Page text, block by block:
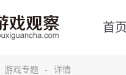
首页
游戏专题 详情